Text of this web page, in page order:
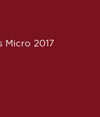
Micro 2017